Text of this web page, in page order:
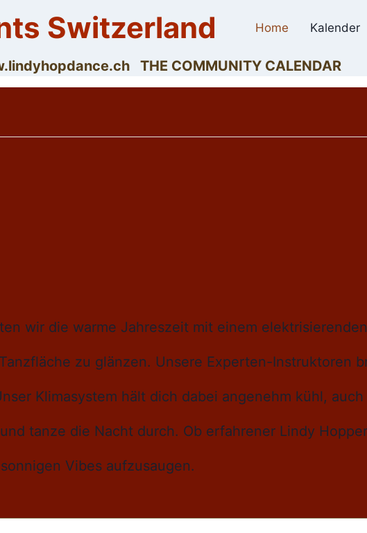
Switzerland Home Kalender
THE COMMUNITY CALENDAR
wir die warme Jahreszeit mit einem
zu glänzen. Unsere Experten-Instruktoren
Klimasystem hält dich dabei angenehm kühl,
tanze die Nacht durch. Ob erfahrener Lindy
Vibes aufzusaugen.